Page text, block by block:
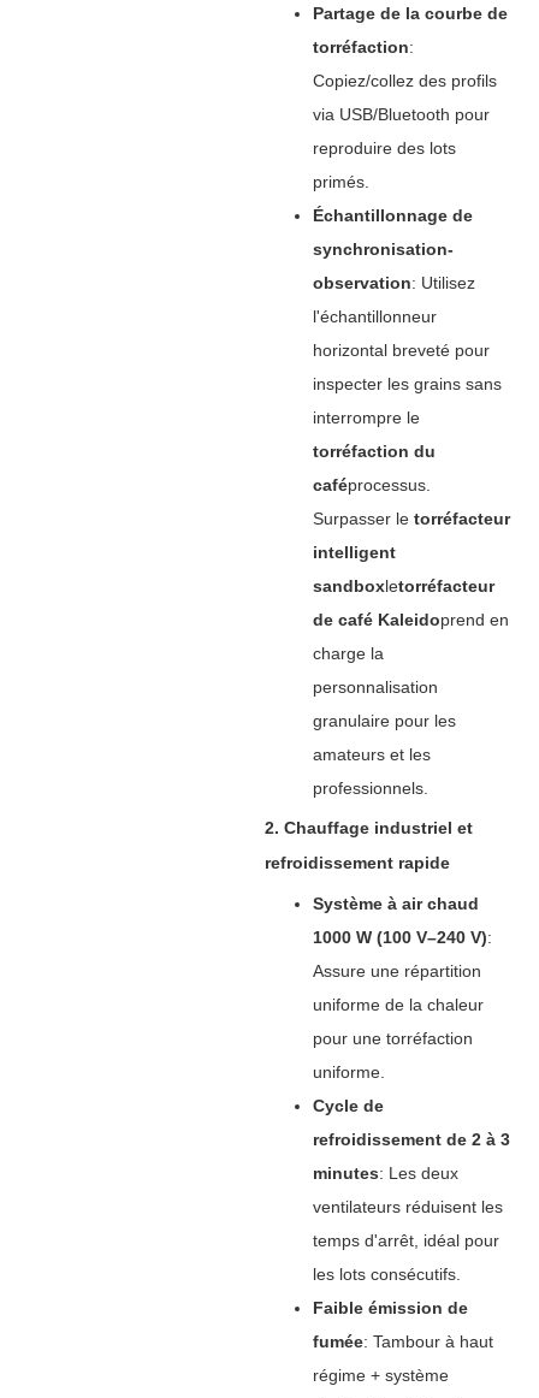
Partage de la courbe de
torréfaction‌:
Copiez/collez des profils
via USB/Bluetooth pour
reproduire des lots
primés.
Échantillonnage de
synchronisation-
observation‌: Utilisez
l'échantillonneur
horizontal breveté pour
inspecter les grains sans
interrompre le
torréfaction du
caféprocessus.
Surpasser le ‌ torréfacteur
intelligent
sandboxletorréfacteur
de café Kaleidoprend en
charge la
personnalisation
granulaire pour les
amateurs et les
professionnels.
2. Chauffage industriel et
refroidissement rapide
Système à air chaud
1000 W (100 V–240 V)‌:
Assure une répartition
uniforme de la chaleur
pour une torréfaction
uniforme.
Cycle de
refroidissement de 2 à 3
minutes‌: Les deux
ventilateurs réduisent les
temps d'arrêt, idéal pour
les lots consécutifs.
Faible émission de
fumée‌: Tambour à haut
régime + système